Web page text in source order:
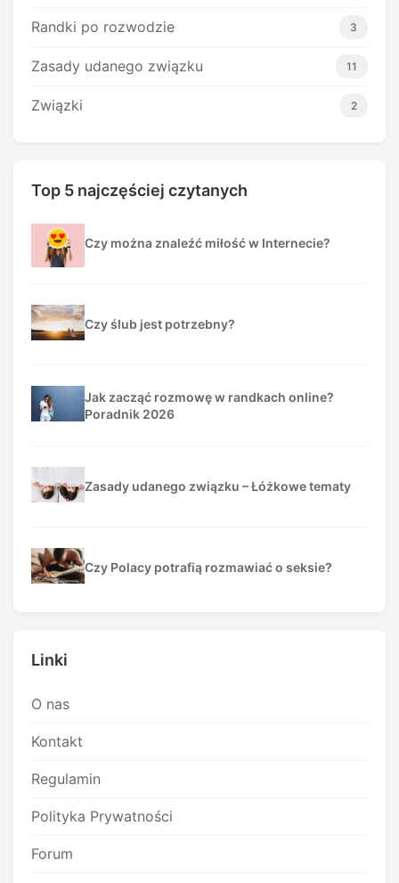
Randki po rozwodzie 3
Zasady udanego związku 11
Związki 2
Top 5 najczęściej czytanych
Czy można znaleźć miłość w Internecie?
Czy ślub jest potrzebny?
Jak zacząć rozmowę w randkach online?
Poradnik 2026
Zasady udanego związku – Łóżkowe tematy
Czy Polacy potrafią rozmawiać o seksie?
Linki
O nas
Kontakt
Regulamin
Polityka Prywatności
Forum